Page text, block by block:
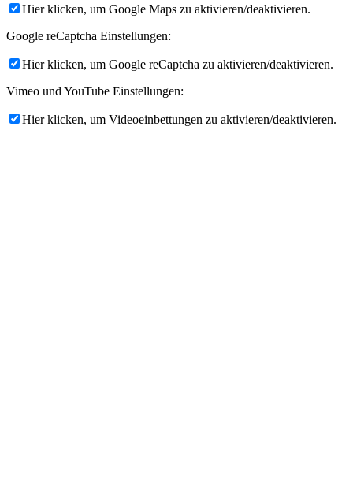
Hier klicken, um Google Maps zu aktivieren/deaktivieren.
Google reCaptcha Einstellungen:
Hier klicken, um Google reCaptcha zu aktivieren/deaktivieren.
Vimeo und YouTube Einstellungen:
Hier klicken, um Videoeinbettungen zu aktivieren/deaktivieren.